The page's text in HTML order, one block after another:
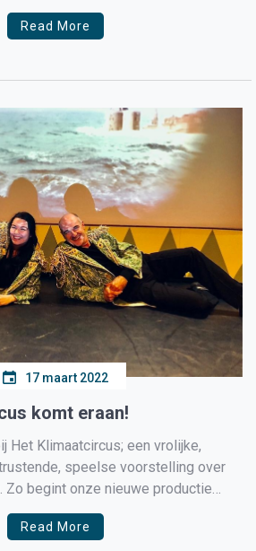
bemiddelen. Een bestuurder zag
en zou hebben voorgedrongen.
Read More
17 maart 2022
komt eraan!
Het Klimaatcircus; een vrolijke,
speelse voorstelling over
Zo begint onze nieuwe productie
uit Hoorn. In samenwerking met
werd een aanstekelijke en
Read More